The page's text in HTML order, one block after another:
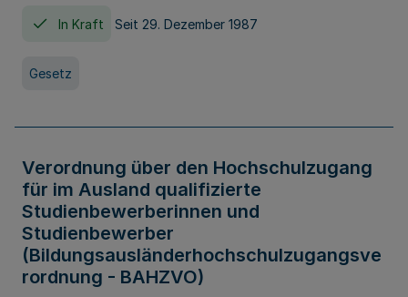
In Kraft Seit 29. Dezember 1987
Gesetz
Verordnung über den Hochschulzugang
für im Ausland qualifizierte
Studienbewerberinnen und
Studienbewerber
(Bildungsausländerhochschulzugangsve
rordnung - BAHZVO)